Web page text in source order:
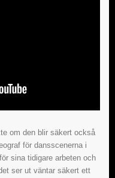
om den blir säkert också
för dansscenerna i
sina tidigare arbeten och
ser ut väntar säkert ett